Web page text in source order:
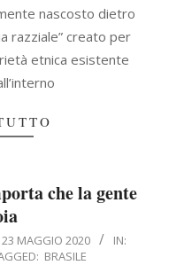
nascosto dietro
razziale” creato per
etnica esistente
che la gente
23 MAGGIO 2020
IN:
BRASILE